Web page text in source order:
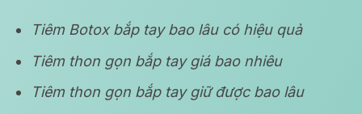
Tiêm Botox bắp tay bao lâu có hiệu quả
Tiêm thon gọn bắp tay giá bao nhiêu
Tiêm thon gọn bắp tay giữ được bao lâu